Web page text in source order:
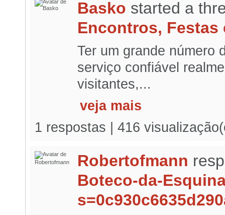
Basko started a
Encontros, Festas
Ter um grande número
serviço confiável
visitantes,...
veja mais
1 respostas | 416
Robertofmann
Boteco-da-